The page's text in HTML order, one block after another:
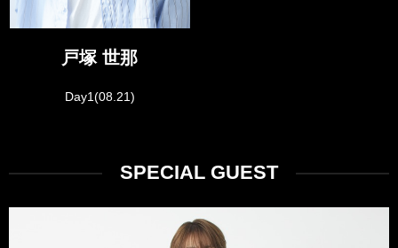
戸塚 世那
Day1(08.21)
SPECIAL GUEST